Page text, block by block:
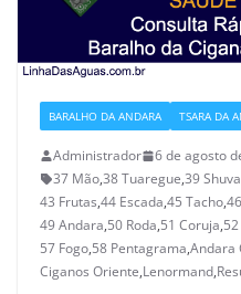
BARALHO DA ANDARA TSARA DA
Administrador
6 de agosto
37 Mão,38 Tuaregue,39
43 Frutas,44 Escada,45 Tacho,
49 Andara,50 Roda,51 Coruja,
57 Fogo,58 Pentagrama,Andara
Ciganos Oriente,Lenormand,